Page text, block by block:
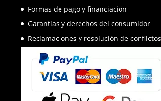
Formas de pago y financiación
Garantías y derechos del consumidor
Reclamaciones y resolución de conflictos